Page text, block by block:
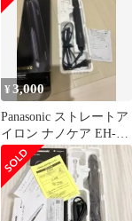
応 EH-HS0J-K 黒pms
¥3,000
Panasonic ストレートア
イロン ナノケア EH-
HS0J-K